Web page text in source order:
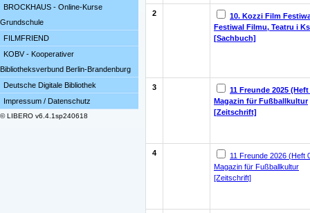
BROCKHAUS - Online-Kurse
Grundschule
FILMFRIEND
KOBV - Kooperativer
Bibliotheksverbund Berlin-Brandenburg
Deutsche Digitale Bibliothek
Impressum / Datenschutz
© LIBERO v6.4.1sp240618
2
10. Kozzi Film
Festiwal Filmu, Teatru i
[Sachbuch]
3
11 Freunde 2025 (Heft
Magazin für Fußballkultur
[Zeitschrift]
4
11 Freunde 2026 (Heft
Magazin für Fußballkultur
[Zeitschrift]